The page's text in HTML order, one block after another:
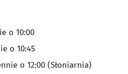
o 10:00
o 10:45
o 12:00 (Słoniarnia)